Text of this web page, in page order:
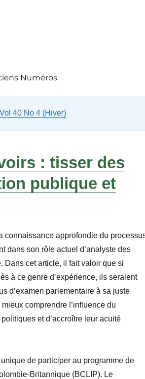
Numéros
Vol 40 No 4 (Hiver)
: tisser des
publique et
connaissance approfondie du
dans son rôle actuel d’analyste des
Dans cet article, il fait valoir que si
à ce genre d’expérience, ils seraient
d’examen parlementaire à sa juste
comprendre l’influence du
et d’accroître leur acuité
de participer au programme de
Britannique (BCLIP). Le